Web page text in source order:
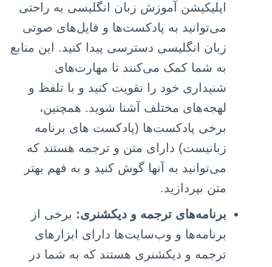
اپلیکیشن آموزش زبان انگلیسی به راحتی
می‌توانید به پادکست‌ها و فایل‌های صوتی
زبان انگلیسی دسترسی پیدا کنید. این منابع
به شما کمک می‌کنند تا مهارت‌های
شنیداری خود را تقویت کنید و با تلفظ و
لهجه‌های مختلف آشنا شوید. همچنین،
برخی پادکست‌ها (پادکست های برنامه
زبانیست) دارای متن و ترجمه هستند که
می‌توانید به آنها گوش کنید و به فهم بهتر
متن بپردازید.
برنامه‌های ترجمه و دیکشنری: برخی از
برنامه‌ها و وب‌سایت‌ها دارای ابزارهای
ترجمه و دیکشنری هستند که به شما در